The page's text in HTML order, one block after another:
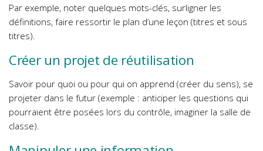
Par exemple, noter quelques mots-clés, surligner les
définitions, faire ressortir le plan d’une leçon (titres et sous
titres).
Créer un projet de réutilisation
Savoir pour quoi ou pour qui on apprend (créer du sens), se
projeter dans le futur (exemple : anticiper les questions qui
pourraient être posées lors du contrôle, imaginer la salle de
classe).